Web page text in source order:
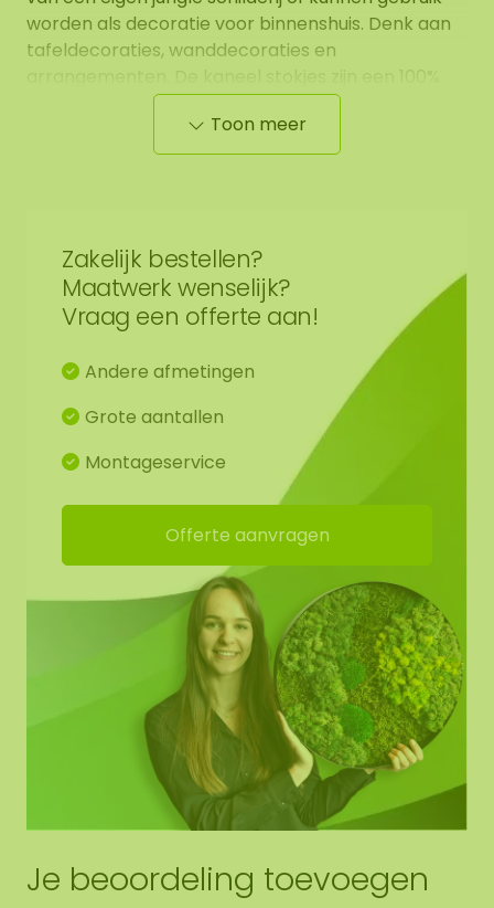
worden als decoratie voor binnenshuis. Denk aan
tafeldecoraties, wanddecoraties en
natuurproduct en hebben 0% onderhoud nodig. Ze
zijn dus niet van kunststof of plastic. Wilt u een
grote hoeveelheid afnemen? Neem dan contact
Toon meer
Zakelijk bestellen?
Maatwerk wenselijk?
Vraag een offerte aan!
Andere afmetingen
Grote aantallen
Montageservice
Offerte aanvragen
Je beoordeling toevoegen